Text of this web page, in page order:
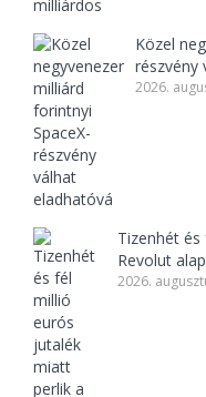
Közel
részvény
2026.
Tizenhét
Revolut
2026.